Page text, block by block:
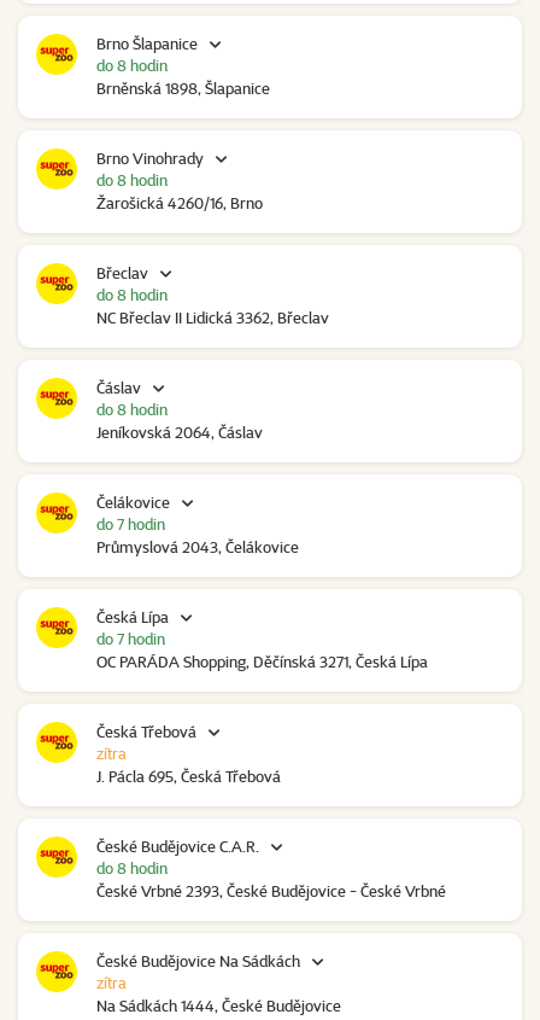
Brno Šlapanice
Brněnská 1898, Šlapanice
do 8 hodin
Brno Vinohrady
Žarošická 4260/16, Brno
do 8 hodin
Břeclav
NC Břeclav II Lidická 3362, Břeclav
do 8 hodin
Čáslav
Jeníkovská 2064, Čáslav
do 8 hodin
Čelákovice
Průmyslová 2043, Čelákovice
do 7 hodin
Česká Lípa
OC PARÁDA Shopping, Děčínská 3271, Česká Lípa
do 7 hodin
Česká Třebová
J. Pácla 695, Česká Třebová
zítra
České Budějovice C.A.R.
České Vrbné 2393, České Budějovice - České Vrbné
do 8 hodin
České Budějovice Na Sádkách
Na Sádkách 1444, České Budějovice
zítra